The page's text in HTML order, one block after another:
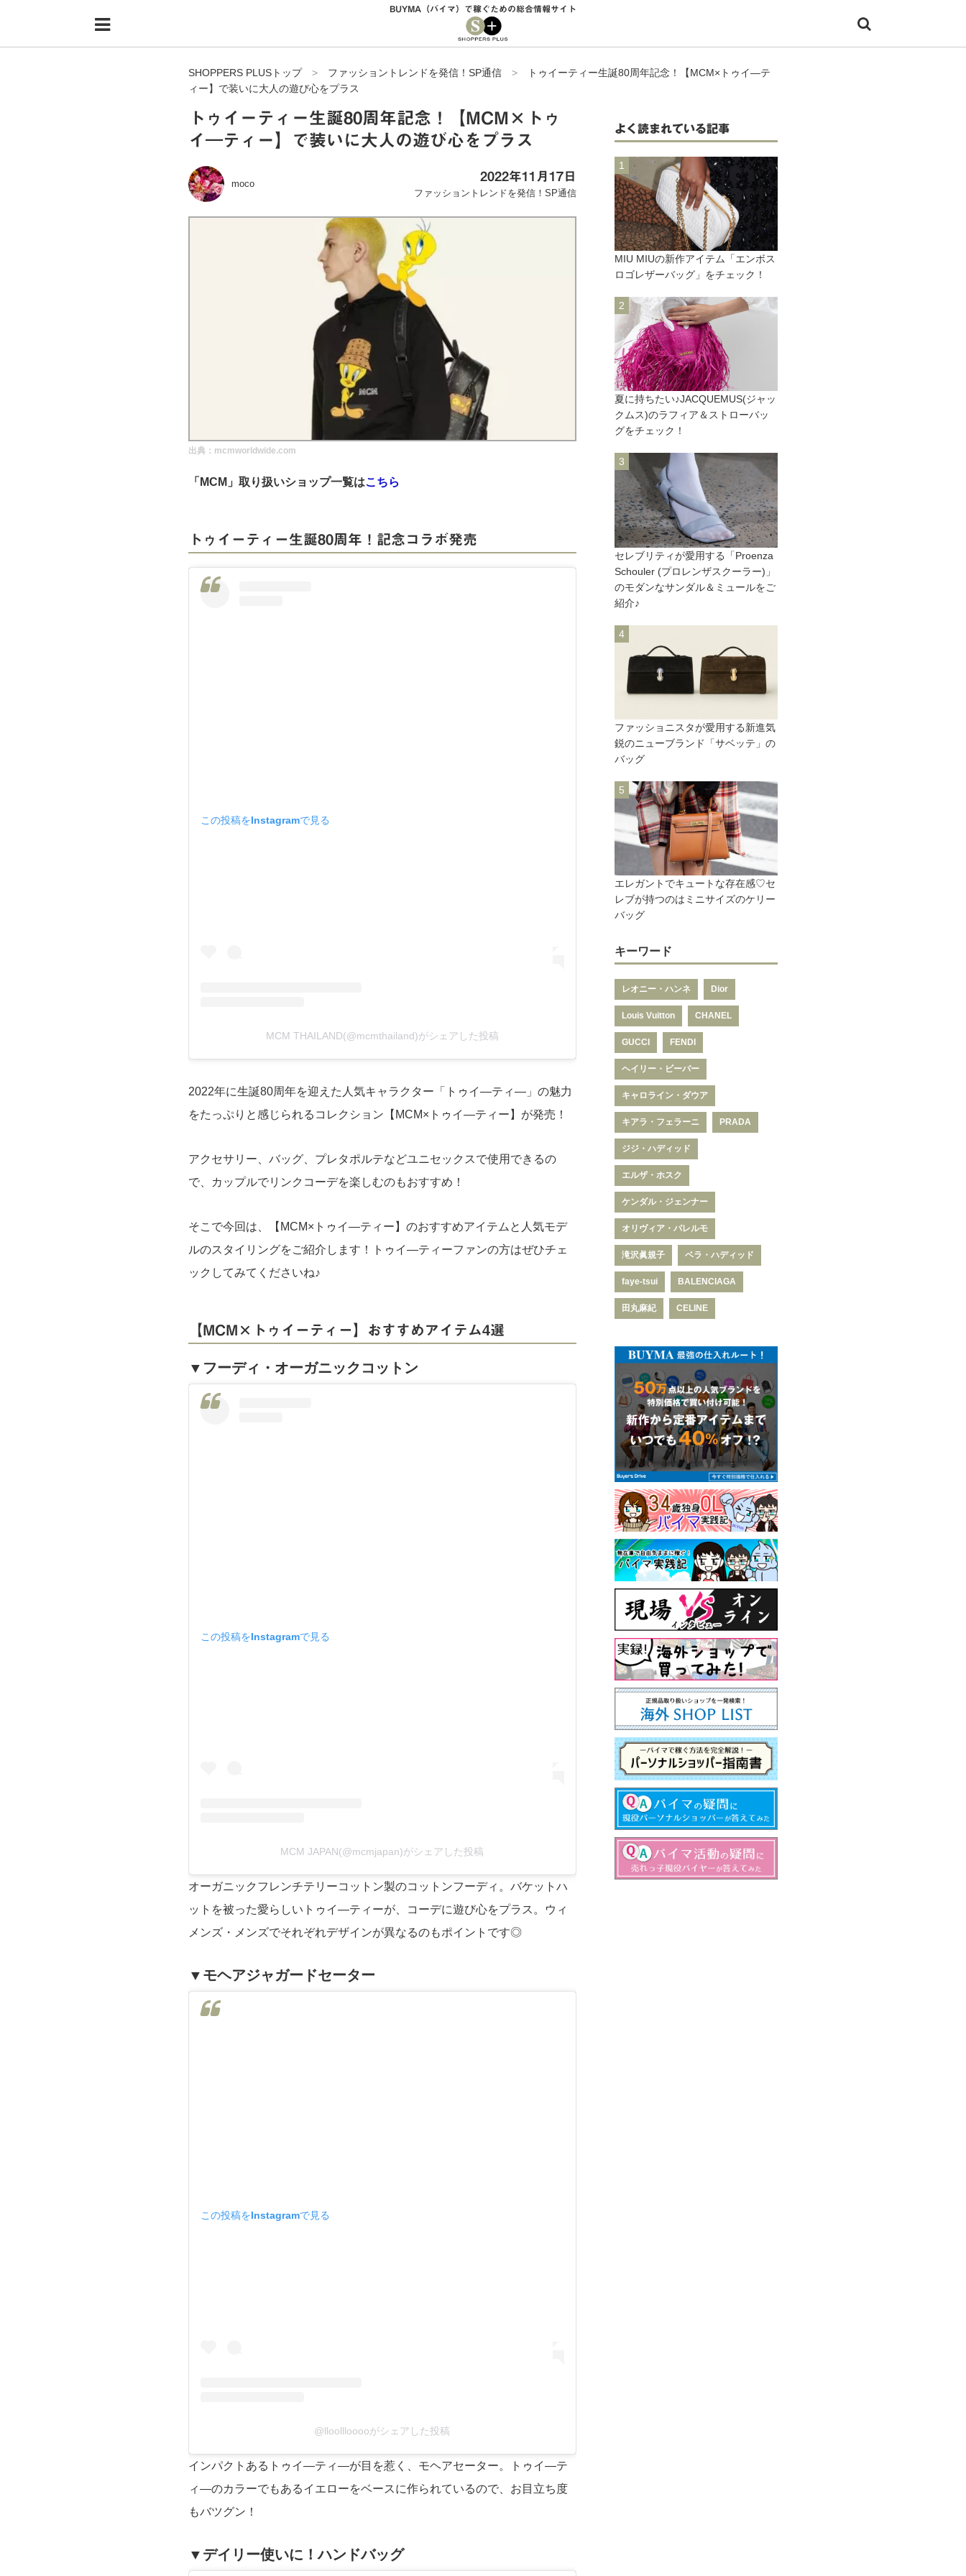
HOME
無在庫で自由気ままに稼ぐ！バイマ実践記
BUYMA（バイマ）で稼ぐための総合情報サイト
SHOPPERS PLUSトップ> ファッショントレンドを発信！SP通信 >
トゥイーティー生誕80周年記念！【MCM×トゥイ―テ
ィー】で装いに大人の遊び心をプラス
トゥイーティー生誕80周年記念！【MCM×トゥ
イ―ティー】で装いに大人の遊び心をプラス
moco
2022年11月17日
ファッショントレンドを発信！SP通信
出典：mcmworldwide.com
「MCM 」取り扱いショップ一覧はこちら
トゥイーティー生誕80周年！記念コラボ発売
この投稿をInstagramで見る
MCM THAILAND(@mcmthailand)がシェアした投稿
2022年に生誕80周年を迎えた人気キャラクター「トゥイ―ティ―」の魅力
をたっぷりと感じられるコレクション【MCM×トゥイ―ティー】が発売！
アクセサリー、バッグ、プレタポルテなどユニセックスで使用できるの
で、カップルでリンクコーデを楽しむのもおすすめ！
そこで今回は、【MCM×トゥイ―ティー】のおすすめアイテムと人気モデ
ルのスタイリングをご紹介します！トゥイ―ティーファンの方はぜひチェ
ックしてみてくださいね♪
【MCM×トゥイーティー】おすすめアイテム4選
▼フーディ・オーガニックコットン
この投稿をInstagramで見る
MCM JAPAN(@mcmjapan)がシェアした投稿
オーガニックフレンチテリーコットン製のコットンフーディ。バケットハ
ットを被った愛らしいトゥイ―ティーが、コーデに遊び心をプラス。ウィ
メンズ・メンズでそれぞれデザインが異なるのもポイントです◎
▼モヘアジャガードセーター
この投稿をInstagramで見る
@lloolllooooがシェアした投稿
インパクトあるトゥイ―ティ―が目を惹く、モヘアセーター。トゥイ―テ
ィ―のカラーでもあるイエローをベースに作られているので、お目立ち度
もバツグン！
▼デイリー使いに！ハンドバッグ
よく読まれている記事
MIU MIUの新作アイテム「エンボス
ロゴレザーバッグ」をチェック！
夏に持ちたい♪JACQUEMUS(ジャッ
クムス)のラフィア＆ストローバッ
グをチェック！
セレブリティが愛用する「Proenza
Schouler (プロレンザスクーラー)」
のモダンなサンダル＆ミュールをご
紹介♪
ファッショニスタが愛用する新進気
鋭のニューブランド「サベッテ」の
バッグ
エレガントでキュートな存在感♡セ
レブが持つのはミニサイズのケリー
バッグ
キーワード
レオニー・ハンネ Dior
Louis Vuitton CHANEL
GUCCI FENDI
ヘイリー・ビーバー
キャロライン・ダウア
キアラ・フェラーニ PRADA
ジジ・ハディッド
エルザ・ホスク
ケンダル・ジェンナー
オリヴィア・パレルモ
滝沢眞規子 ベラ・ハディッド
faye-tsui BALENCIAGA
田丸麻紀 CELINE